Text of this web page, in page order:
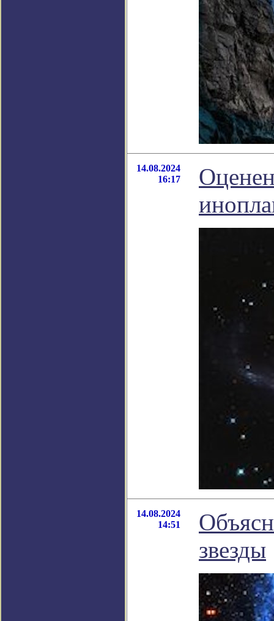
14.08.2024
16:17
14.08.2024
14:51
звезды